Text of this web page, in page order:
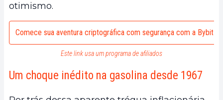
otimismo.
Comece sua aventura criptográfica com segurança com a Bybit
Este link usa um programa de afiliados
Um choque inédito na gasolina desde 1967